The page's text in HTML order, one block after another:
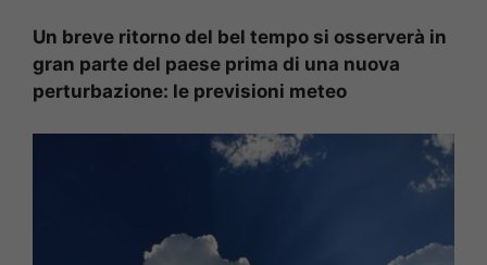
Un breve ritorno del bel tempo si osserverà in
gran parte del paese prima di una nuova
perturbazione: le previsioni meteo